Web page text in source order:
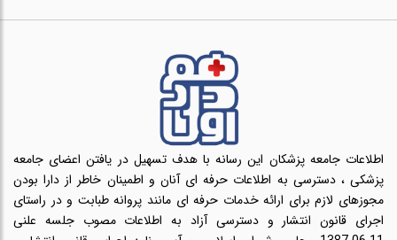
اطلاعات جامعه پزشکان این رسانه با هدف تسهیل در یافتن اعضای جامعه
پزشکی ، دسترسی به اطلاعات حرفه ای آنان و اطمینان خاطر از دارا بودن
مجوزهای لازم برای ارائه خدمات حرفه ای مانند پروانه طبابت و در راستای
اجرای قانون انتشار و دسترسی آزاد به اطلاعات مصوب جلسه علنی